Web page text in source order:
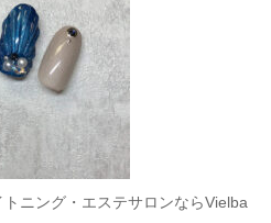
ニング・エステサロンならVielba